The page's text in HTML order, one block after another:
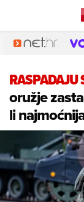
RASPADAJU
oružje
li